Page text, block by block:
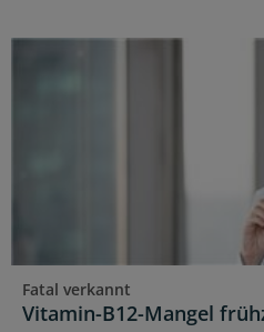
Fatal verkannt
Vitamin-B12-Mangel